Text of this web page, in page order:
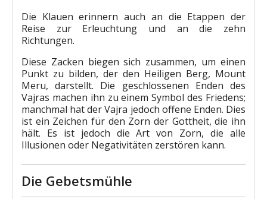
Die Klauen erinnern auch an die Etappen der
Reise zur Erleuchtung und an die zehn
Richtungen.
Diese Zacken biegen sich zusammen, um einen
Punkt zu bilden, der den Heiligen Berg, Mount
Meru, darstellt. Die geschlossenen Enden des
Vajras machen ihn zu einem Symbol des Friedens;
manchmal hat der Vajra jedoch offene Enden. Dies
ist ein Zeichen für den Zorn der Gottheit, die ihn
hält. Es ist jedoch die Art von Zorn, die alle
Illusionen oder Negativitäten zerstören kann.
Die Gebetsmühle